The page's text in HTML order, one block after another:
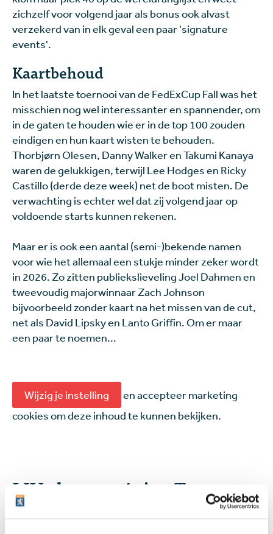
zichzelf voor volgend jaar als bonus ook alvast
verzekerd van in elk geval een paar 'signature
events'.
Kaartbehoud
In het laatste toernooi van de FedExCup Fall was het
misschien nog wel interessanter en spannender, om
in de gaten te houden wie er in de top 100 zouden
eindigen en hun kaart wisten te behouden.
Thorbjørn Olesen, Danny Walker en Takumi Kanaya
waren de gelukkigen, terwijl Lee Hodges en Ricky
Castillo (derde deze week) net de boot misten. De
verwachting is echter wel dat zij volgend jaar op
voldoende starts kunnen rekenen.
Maar er is ook een aantal (semi-)bekende namen
voor wie het allemaal een stukje minder zeker wordt
in 2026. Zo zitten publiekslieveling Joel Dahmen en
tweevoudig majorwinnaar Zach Johnson
bijvoorbeeld zonder kaart na het missen van de cut,
net als David Lipsky en Lanto Griffin. Om er maar
een paar te noemen...
Wijzig je instelling
en accepteer marketing
cookies om deze inhoud te kunnen bekijken.
LIV-show op Asian Tour
Toptalent Josele Ballester hield dit weekend een